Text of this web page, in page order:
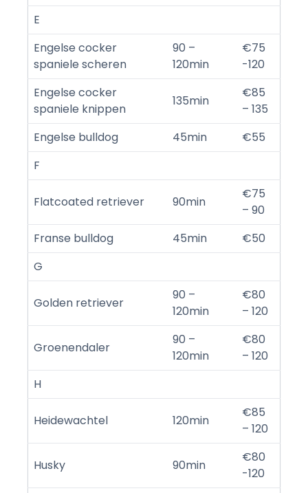
E
Engelse cocker
spaniele scheren
90 –
120min
€75
-120
Engelse cocker
spaniele knippen
135min
€85
– 135
Engelse bulldog
45min
€55
F
Flatcoated retriever 90min
€75
– 90
Franse bulldog
45min
€50
G
Golden retriever
90 –
120min
€80
– 120
Groenendaler
90 –
120min
€80
– 120
H
Heidewachtel 120min
€85
– 120
Husky 90min
€80
-120